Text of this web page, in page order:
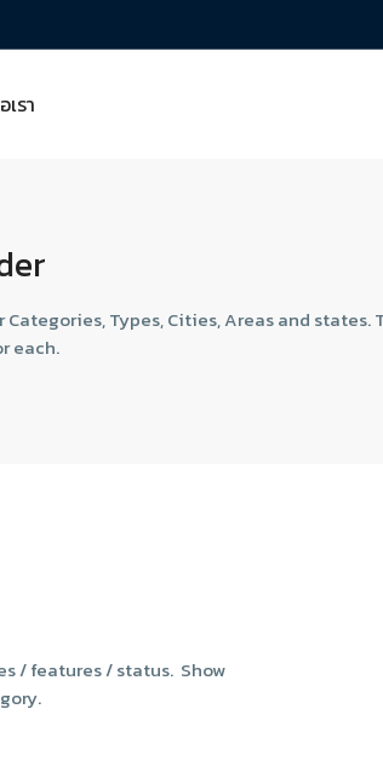
รา
Types, Cities, Areas and states.
each.
/ features / status. Show